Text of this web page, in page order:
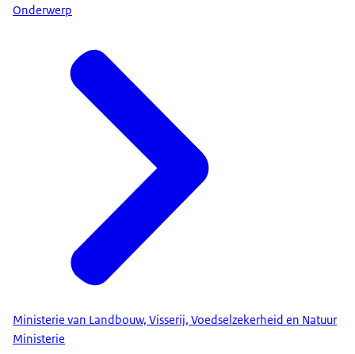
Onderwerp
Ministerie van Landbouw, Visserij, Voedselzekerheid en Natuur
Ministerie